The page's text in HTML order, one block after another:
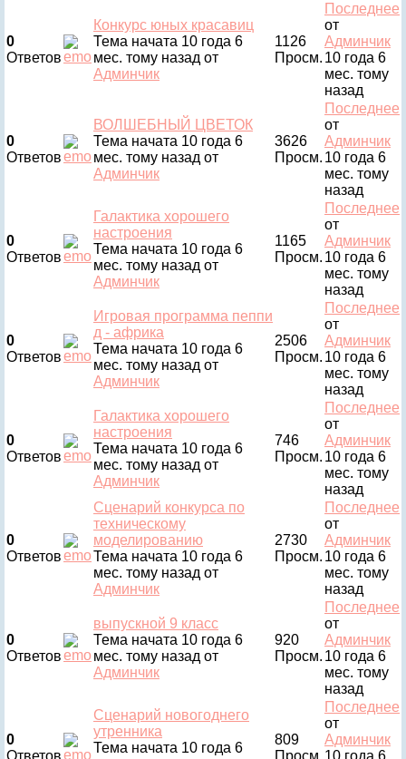
0
Ответов
Конкурс юных красавиц
Тема начата 10 года 6
мес. тому назад от
Админчик
1126
Просм.
Последнее
от
Админчик
10 года 6
мес. тому
назад
0
Ответов
ВОЛШЕБНЫЙ ЦВЕТОК
Тема начата 10 года 6
мес. тому назад от
Админчик
3626
Просм.
Последнее
от
Админчик
10 года 6
мес. тому
назад
0
Ответов
Галактика хорошего
настроения
Тема начата 10 года 6
мес. тому назад от
Админчик
1165
Просм.
Последнее
от
Админчик
10 года 6
мес. тому
назад
0
Ответов
Игровая программа пеппи
д - африка
Тема начата 10 года 6
мес. тому назад от
Админчик
2506
Просм.
Последнее
от
Админчик
10 года 6
мес. тому
назад
0
Ответов
Галактика хорошего
настроения
Тема начата 10 года 6
мес. тому назад от
Админчик
746
Просм.
Последнее
от
Админчик
10 года 6
мес. тому
назад
0
Ответов
Сценарий конкурса по
техническому
моделированию
Тема начата 10 года 6
мес. тому назад от
Админчик
2730
Просм.
Последнее
от
Админчик
10 года 6
мес. тому
назад
0
Ответов
выпускной 9 класс
Тема начата 10 года 6
мес. тому назад от
Админчик
920
Просм.
Последнее
от
Админчик
10 года 6
мес. тому
назад
0
Ответов
Сценарий новогоднего
утренника
Тема начата 10 года 6
809
Просм.
Последнее
от
Админчик
10 года 6